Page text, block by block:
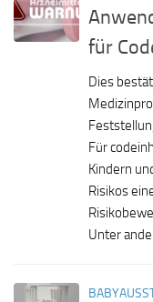
für
Dies
Für
Kindern
Risikos
Unter